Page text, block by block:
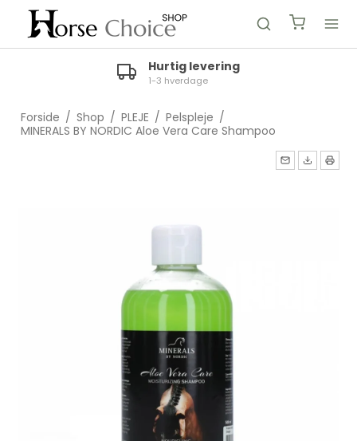
Hurtig levering
1-3 hverdage
Forside / Shop / PLEJE / Pelspleje /
MINERALS BY NORDIC Aloe Vera Care Shampoo